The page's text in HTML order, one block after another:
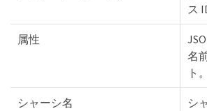
ス
属性
名
ト。
シャーシ名
シ